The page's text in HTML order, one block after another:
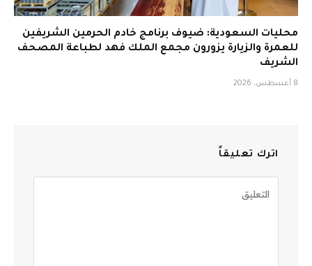
محليات السعودية: ضيوف برنامج خادم الحرمين الشريفين
للعمرة والزيارة يزورون مجمع الملك فهد لطباعة المصحف
الشريف
8 أغسطس، 2026
اترك تعليقاً